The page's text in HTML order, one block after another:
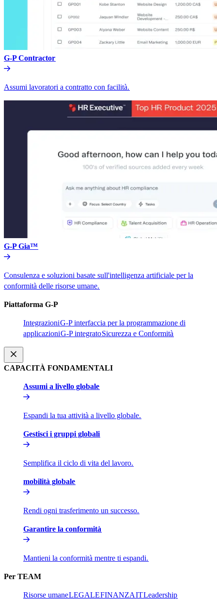
G-P Contractor​​
Assumi lavoratori a contratto con facilità.​​
G-P Gia™​​
Consulenza e soluzioni basate sull'intelligenza artificiale per la
conformità delle risorse umane.​​
Piattaforma G-P​​
Integrazioni​​G-P interfaccia per la programmazione di
applicazioni​​G-P integrato​​Sicurezza e Conformità​​
CAPACITÀ FONDAMENTALI​​
Assumi a livello globale​​
Espandi la tua attività a livello globale.​​
Gestisci i gruppi globali​​
Semplifica il ciclo di vita del lavoro.​​
mobilità globale​​
Rendi ogni trasferimento un successo.​​
Garantire la conformità​​
Mantieni la conformità mentre ti espandi.​​
Per TEAM​​
Risorse umane​​LEGALE​​FINANZA​​IT​​Leadership​​